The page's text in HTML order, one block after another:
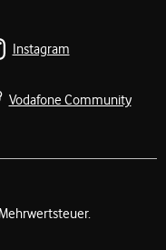
Instagram
Vodafone Community